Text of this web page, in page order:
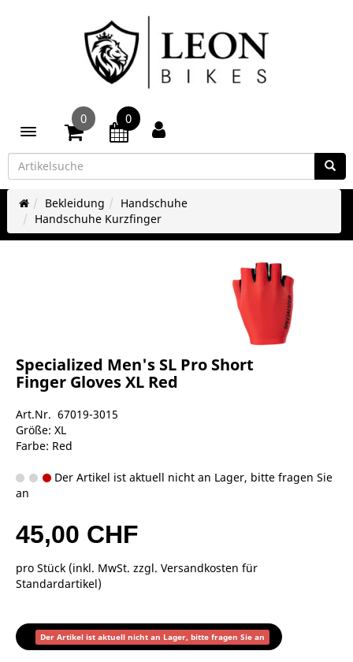
Toggle navigation
0 0
Bekleidung
Handschuhe
Handschuhe Kurzfinger
Specialized Men's SL Pro Short
Finger Gloves XL Red
Art.Nr. 67019-3015
Größe: XL
Farbe: Red
Der Artikel ist aktuell nicht an Lager, bitte fragen Sie
an
45,00 CHF
pro Stück (inkl. MwSt. zzgl. Versandkosten für
Standardartikel)
Der Artikel ist aktuell nicht an Lager, bitte fragen Sie an